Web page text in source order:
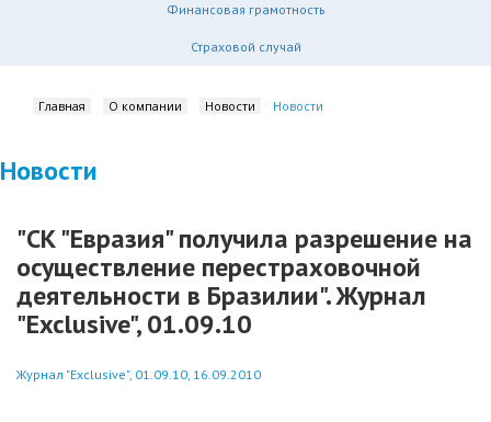
Финансовая грамотность
Страховой случай
Главная О компании Новости Новости
Новости
"СК "Евразия" получила разрешение на
осуществление перестраховочной
деятельности в Бразилии". Журнал
"Exclusive", 01.09.10
Журнал "Exclusive", 01.09.10, 16.09.2010